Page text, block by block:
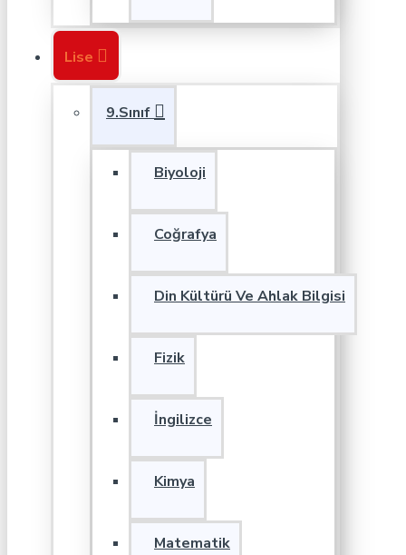
Lise
9.Sınıf
Biyoloji
Coğrafya
Din Kültürü Ve Ahlak Bilgisi
Fizik
İngilizce
Kimya
Matematik